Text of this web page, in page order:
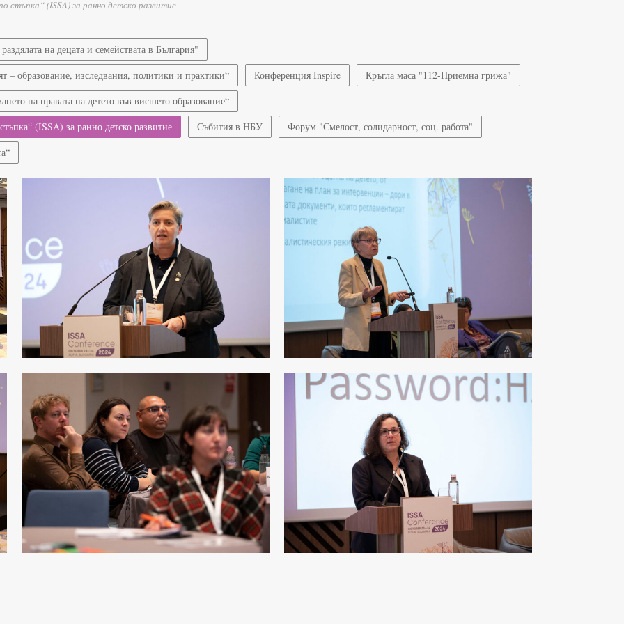
(ISSA) за ранно детско развитие
на децата и семействата в България"
– образование, изследвания, политики и практики“
Конференция Inspire
Кръгла маса "112-Приемна грижа"
на правата на детето във висшето образование“
(ISSA) за ранно детско развитие
Събития в НБУ
Форум "Смелост, солидарност, соц. работа"